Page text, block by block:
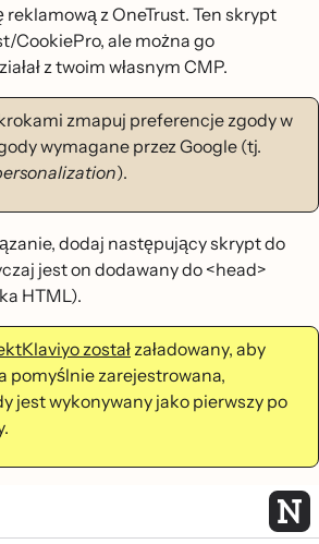
z OneTrust. Ten skrypt
CookiePro, ale można go
z twoim własnym CMP.
zmapuj preferencje zgody w
wymagane przez Google (tj.
).
dodaj następujący skrypt do
jest on dodawany do <head>
HTML).
został załadowany, aby
pomyślnie zarejestrowana,
jest wykonywany jako pierwszy po